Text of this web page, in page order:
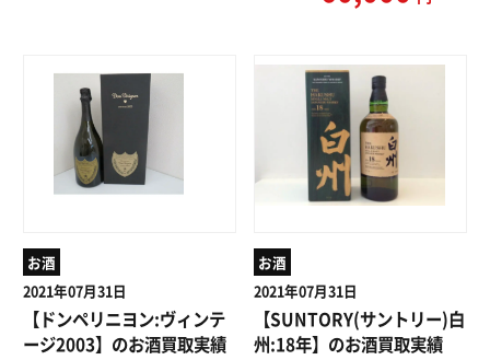
お酒
2021年07月31日
【ドンペリニヨン:ヴィンテ
ージ2003】のお酒買取実績
お酒
2021年07月31日
【SUNTORY(サントリー)白
州:18年】のお酒買取実績